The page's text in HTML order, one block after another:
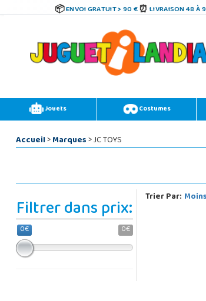
ENVOI GRATUIT > 90 € LIVRAISON 48 À
Jouets Costumes
Accueil>Marques> JC TOYS
Filtrer dans prix:
0€
0€
Trier Par: